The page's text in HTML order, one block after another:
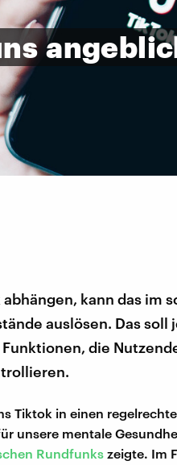
kann das im
auslösen. Das soll
die
Tiktok in einen
unsere mentale
Rundfunks zeigte. Im